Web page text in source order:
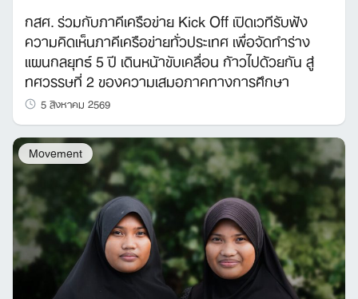
for:
กสศ. ร่วมกับภาคีเครือข่าย Kick Off เปิดเวทีรับฟัง
ความคิดเห็นภาคีเครือข่ายทั่วประเทศ เพื่อจัดทำร่าง
แผนกลยุทธ์ 5 ปี เดินหน้าขับเคลื่อน ก้าวไปด้วยกัน สู่
ทศวรรษที่ 2 ของความเสมอภาคทางการศึกษา
5 สิงหาคม 2569
Movement